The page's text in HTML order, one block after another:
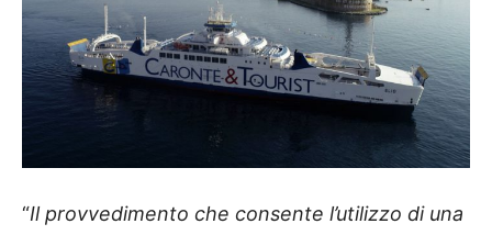
“Il provvedimento che consente l’utilizzo di una